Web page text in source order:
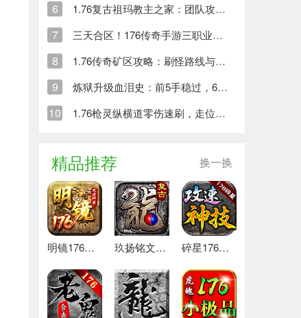
6 1.76复古祖玛教主之家：团队攻略与装备获取指南
7 三天合区！176传奇手游三职业激战，装备全靠打
8 1.76传奇矿区攻略：刷怪路线与尸王殿争夺秘籍
9 炼狱升级血泪史：前5手稳过，6、7手这样保
10 1.76枪灵纵横道零伤速刷，走位技巧全解析
精品推荐 换一换
明镜176攻速神器 最新版 玖扬铭文复古176 热门下载 碎星176攻速神技 热门下载